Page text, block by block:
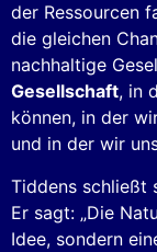
der Ressourcen
die gleichen
nachhaltige
Gesellschaft, in
können, in der
und in der wir
Tiddens schließt
Er sagt: „Die
Idee, sondern